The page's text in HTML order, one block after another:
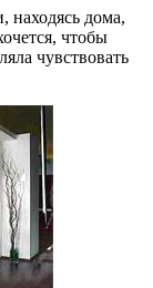
находясь дома,
чтобы
чувствовать